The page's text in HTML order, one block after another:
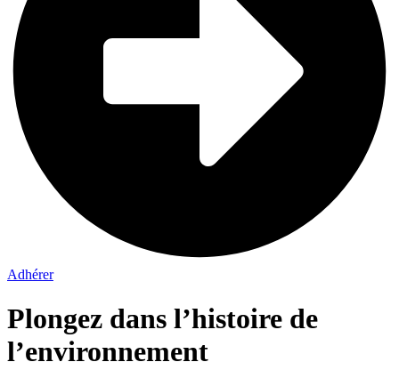
Adhérer
Plongez dans l’histoire de
l’environnement